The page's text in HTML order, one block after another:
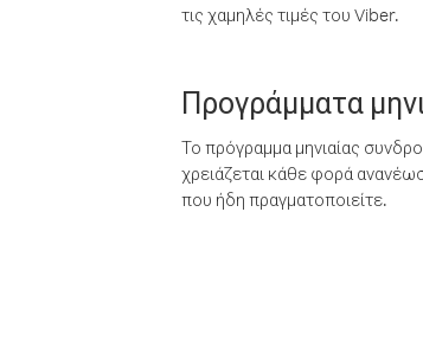
τις χαμηλές τιμές του Viber.
Προγράμματα
Το πρόγραμμα μηνιαίας
χρειάζεται κάθε φορά
που ήδη πραγματοποιείτε.